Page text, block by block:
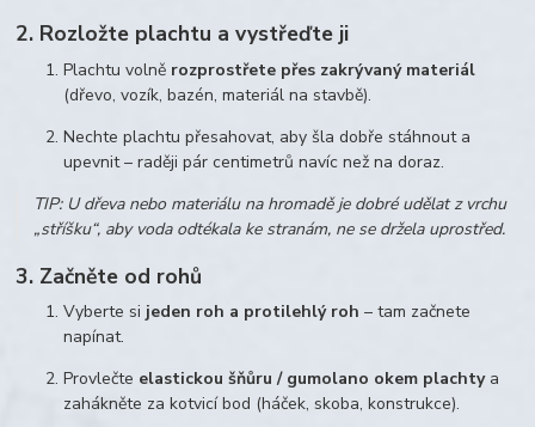
2. Rozložte plachtu a vystřeďte ji
Plachtu volně rozprostřete přes zakrývaný materiál
(dřevo, vozík, bazén, materiál na stavbě).
Nechte plachtu přesahovat, aby šla dobře stáhnout a
upevnit – raději pár centimetrů navíc než na doraz.
TIP: U dřeva nebo materiálu na hromadě je dobré udělat z vrchu
„stříšku“, aby voda odtékala ke stranám, ne se držela uprostřed.
3. Začněte od rohů
Vyberte si jeden roh a protilehlý roh – tam začnete
napínat.
Provlečte elastickou šňůru / gumolano okem plachtya
zahákněte za kotvicí bod (háček, skoba, konstrukce).